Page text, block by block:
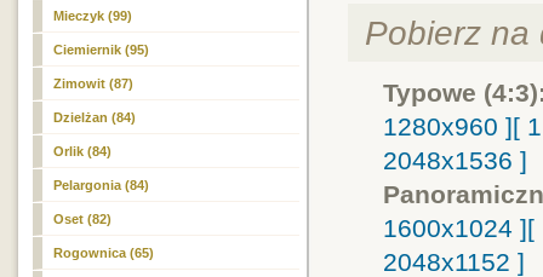
Mieczyk (99)
Ciemiernik (95)
Zimowit (87)
Dzielżan (84)
Orlik (84)
Pelargonia (84)
Oset (82)
Rogownica (65)
Pobierz na
Typowe
1280x960 ][
2048x1536 ]
1600x1024 ][
2048x1152 ]